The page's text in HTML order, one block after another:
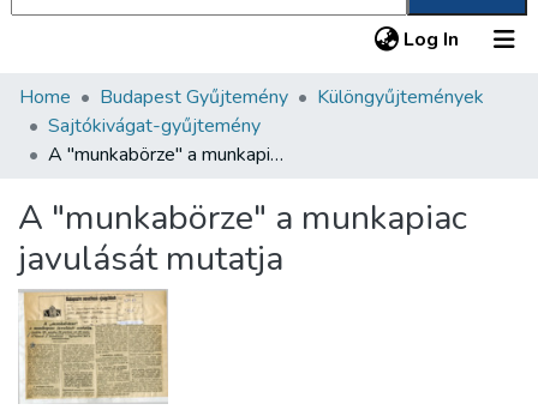
Log In (current)
Communities & Collections
All of DSpace
About us
Home Budapest Gyűjtemény
Különgyűjtemények
Sajtókivágat-gyűjtemény
A "munkabörze" a munkapiac javulását mutatja
A "munkabörze" a munkapiac
javulását mutatja